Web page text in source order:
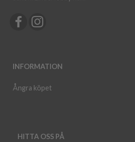
INFORMATION
Ångra köpet
HITTA OSS PÅ